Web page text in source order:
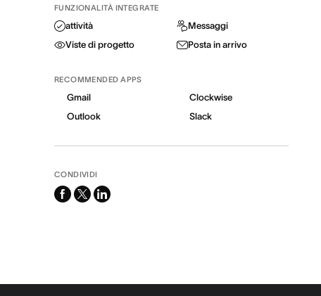
FUNZIONALITÀ INTEGRATE
attività
Messaggi
Viste di progetto
Posta in arrivo
RECOMMENDED APPS
Gmail
Clockwise
Outlook
Slack
CONDIVIDI
facebook
x-
linkedin